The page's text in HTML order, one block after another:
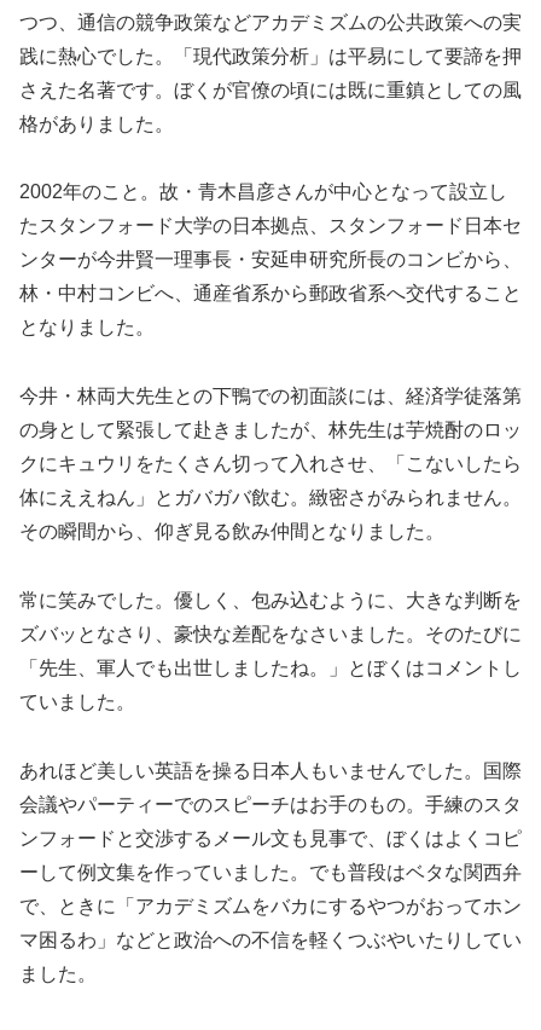
つつ、通信の競争政策などアカデミズムの公共政策への実
践に熱心でした。「現代政策分析」は平易にして要諦を押
さえた名著です。ぼくが官僚の頃には既に重鎮としての風
格がありました。
2002年のこと。故・青木昌彦さんが中心となって設立し
たスタンフォード大学の日本拠点、スタンフォード日本セ
ンターが今井賢一理事長・安延申研究所長のコンビから、
林・中村コンビへ、通産省系から郵政省系へ交代すること
となりました。
今井・林両大先生との下鴨での初面談には、経済学徒落第
の身として緊張して赴きましたが、林先生は芋焼酎のロッ
クにキュウリをたくさん切って入れさせ、「こないしたら
体にええねん」とガバガバ飲む。緻密さがみられません。
その瞬間から、仰ぎ見る飲み仲間となりました。
常に笑みでした。優しく、包み込むように、大きな判断を
ズバッとなさり、豪快な差配をなさいました。そのたびに
「先生、軍人でも出世しましたね。」とぼくはコメントし
ていました。
あれほど美しい英語を操る日本人もいませんでした。国際
会議やパーティーでのスピーチはお手のもの。手練のスタ
ンフォードと交渉するメール文も見事で、ぼくはよくコピ
ーして例文集を作っていました。でも普段はベタな関西弁
で、ときに「アカデミズムをバカにするやつがおってホン
マ困るわ」などと政治への不信を軽くつぶやいたりしてい
ました。